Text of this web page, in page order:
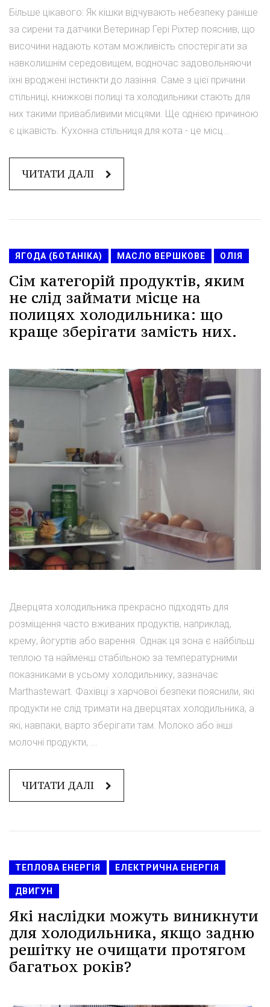
Більше цікавого: Як кішки відчувають небезпеку раніше
за сирени та датчики Ветеринар Гері Ріхтер пояснив, що
височини надають котам можливість спостерігати за
навколишнім середовищем, водночас задовольняючи
їхні вроджені інстинкти до лазіння. Саме з цієї причини
стільниці, книжкові полиці та холодильники стають для
них такими привабливими місцями. Ще однією причиною
є цікавість. Кухонна стільниця для кота - це місц...
ЧИТАТИ ДАЛІ
ЯГОДА (БОТАНІКА) МАСЛО ВЕРШКОВЕ ОЛІЯ
Сім категорій продуктів, яким
не слід займати місце на
полицях холодильника: що
краще зберігати замість них.
Дверцята холодильника прекрасно підходять для
розміщення часто вживаних продуктів, наприклад,
крему, йогуртів або варення. Однак ця зона є найбільш
теплою та найменш стабільною за температурними
показниками в усьому холодильнику, зазначає
Marthastewart. Фахівці з харчової безпеки пояснили, які
продукти не слід тримати на дверцятах холодильника, а
які, навпаки, варто зберігати там. Молоко або інші
молочні продукти, ...
ЧИТАТИ ДАЛІ
ТЕПЛОВА ЕНЕРГІЯ ЕЛЕКТРИЧНА ЕНЕРГІЯ
ДВИГУН
Які наслідки можуть виникнути
для холодильника, якщо задню
решітку не очищати протягом
багатьох років?